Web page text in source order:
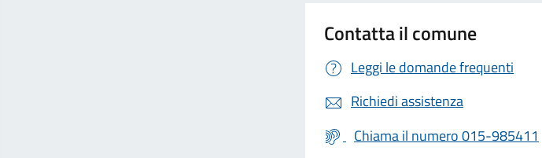
Contatta il comune
Leggi le domande frequenti
Richiedi assistenza
Chiama il numero 015-985411